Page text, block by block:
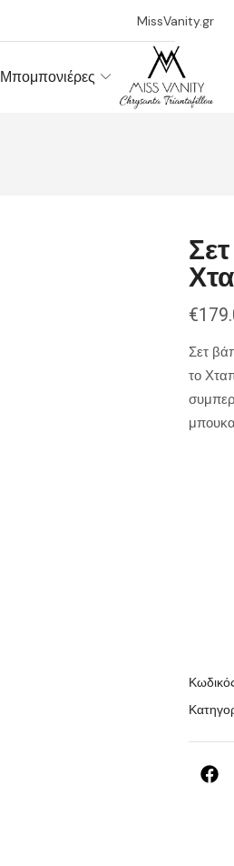
MissVanity.gr
Μπομπονιέρες
€
Σετ
το